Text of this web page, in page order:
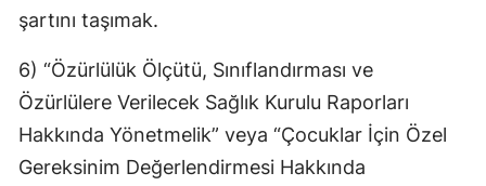
şartını taşımak.
6) “Özürlülük Ölçütü, Sınıflandırması ve
Özürlülere Verilecek Sağlık Kurulu Raporları
Hakkında Yönetmelik” veya “Çocuklar İçin Özel
Gereksinim Değerlendirmesi Hakkında